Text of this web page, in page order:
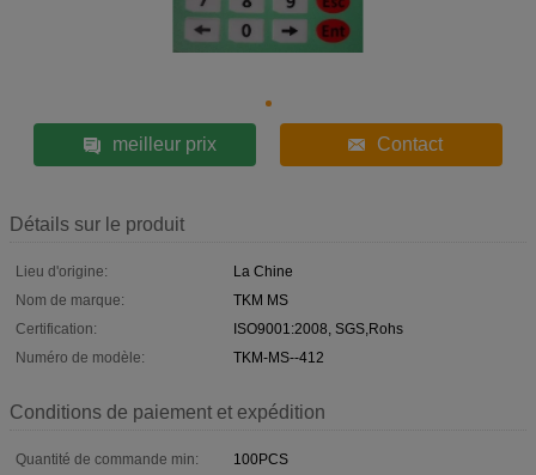
meilleur prix Contact
Détails sur le produit
Lieu d'origine:
La Chine
Nom de marque:
TKM MS
Certification:
ISO9001:2008, SGS,Rohs
Numéro de modèle:
TKM-MS--412
Conditions de paiement et expédition
Quantité de commande min:
100PCS